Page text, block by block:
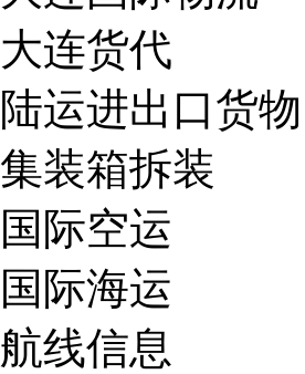
大连货代
陆运进出口货物
集装箱拆装
国际空运
国际海运
航线信息